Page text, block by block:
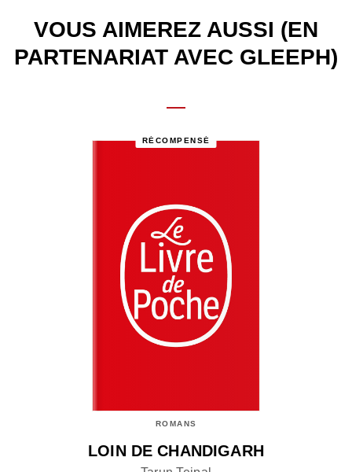
VOUS AIMEREZ AUSSI (EN
PARTENARIAT AVEC GLEEPH)
RÉCOMPENSÉ
ROMANS
LOIN DE CHANDIGARH